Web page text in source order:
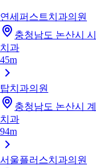
연세퍼스트치과의원
충청남도 논산시
치과
45m
탑치과의원
충청남도 논산시
치과
94m
서울플러스치과의원